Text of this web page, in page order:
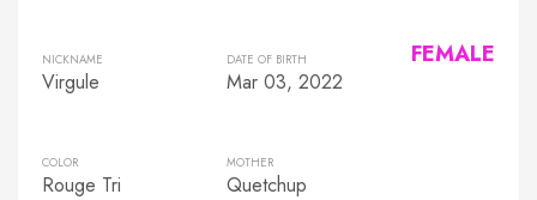
FEMALE
NICKNAME
Virgule
DATE OF BIRTH
Mar 03, 2022
COLOR
Rouge Tri
MOTHER
Quetchup